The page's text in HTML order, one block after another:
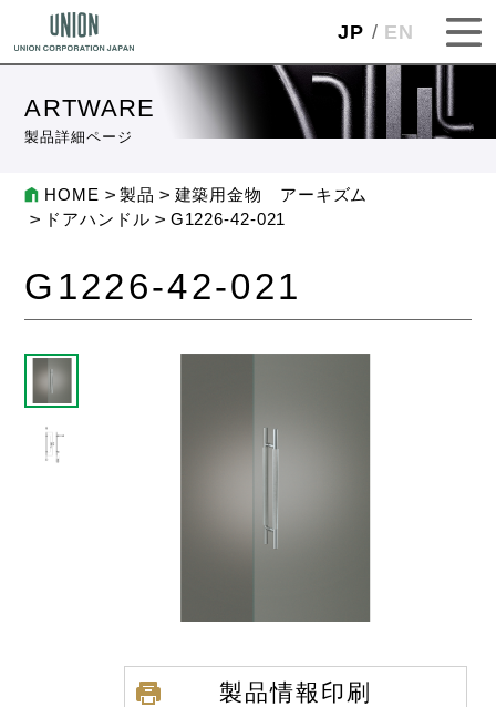
JP EN
ARTWARE
製品詳細ページ
HOME 製品
建築用金物 アーキズム
ドアハンドル
G1226-42-021
G1226-42-021
製品情報印刷